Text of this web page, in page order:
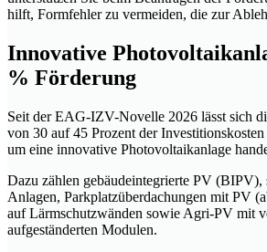
hilft, Formfehler zu vermeiden, die zur
Innovative
% Förderung
Seit der EAG-IZV-Novelle 2026 lässt sich
von 30 auf 45 Prozent der
um eine innovative Photovoltaikanlage
Dazu zählen gebäudeintegrierte PV (BIPV),
Anlagen, Parkplatzüberdachungen mit PV
auf Lärmschutzwänden sowie Agri-PV mit
aufgeständerten Modulen.